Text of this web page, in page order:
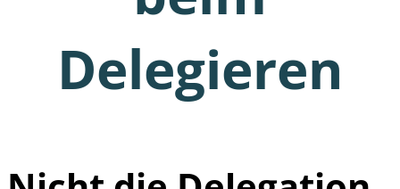
Delegieren